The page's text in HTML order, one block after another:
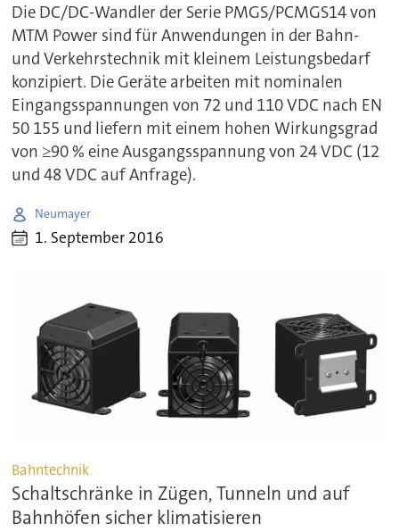
Die DC/DC-Wandler der Serie PMGS/PCMGS14 von
MTM Power sind für Anwendungen in der Bahn-
und Verkehrstechnik mit kleinem Leistungsbedarf
konzipiert. Die Geräte arbeiten mit nominalen
Eingangsspannungen von 72 und 110 VDC nach EN
50 155 und liefern mit einem hohen Wirkungsgrad
von ≥90 % eine Ausgangsspannung von 24 VDC (12
und 48 VDC auf Anfrage).
Neumayer
1. September 2016
Bahntechnik
Schaltschränke in Zügen, Tunneln und auf
Bahnhöfen sicher klimatisieren